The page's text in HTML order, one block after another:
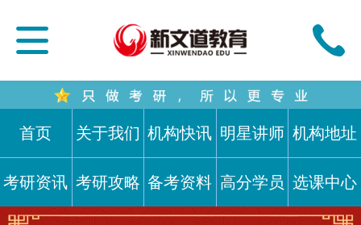
首页 关于我们 机构快讯 明星讲师 机构地址
考研资讯 考研攻略 备考资料 高分学员 选课中心